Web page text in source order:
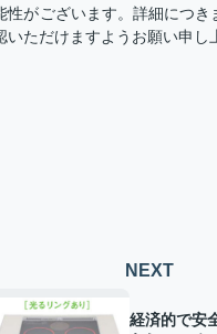
性がございます。詳細につ
いただけますようお願い申し
NEXT
経済的で安